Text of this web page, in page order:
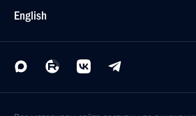
English